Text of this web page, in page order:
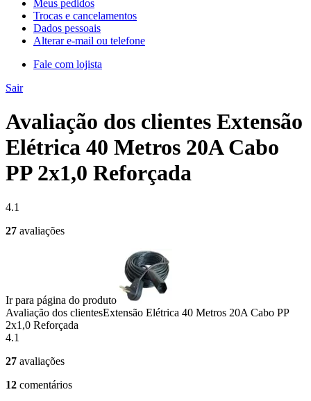
Meus pedidos
Trocas e cancelamentos
Dados pessoais
Alterar e-mail ou telefone
Fale com lojista
Sair
Avaliação dos clientes Extensão
Elétrica 40 Metros 20A Cabo
PP 2x1,0 Reforçada
4.1
27 avaliações
Ir para página do produto
Avaliação dos clientesExtensão Elétrica 40 Metros 20A Cabo PP
2x1,0 Reforçada
4.1
27 avaliações
12 comentários